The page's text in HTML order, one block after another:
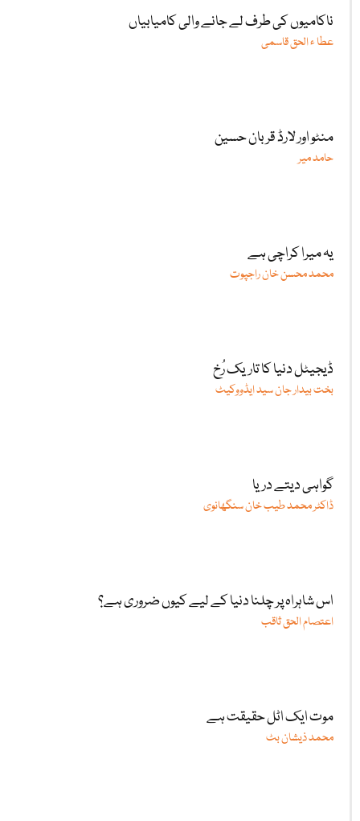
ناکامیوں کی طرف لے جانے والی کامیابیاں
عطا ء الحق قاسمی
منٹو اور لارڈ قربان حسین
حامد میر
یہ میرا کراچی ہے
محمد محسن خان راجپوت
ڈیجیٹل دنیا کا تاریک رُخ
بخت بیدار جان سید ایڈووکیٹ
گواہی دیتے دریا
ڈاکٹر محمد طیب خان سنگھانوی
اس شاہراہ پر چلنا دنیا کے لیے کیوں ضروری ہے؟
اعتصام الحق ثاقب
موت ایک اٹل حقیقت ہے
محمد ذیشان بٹ